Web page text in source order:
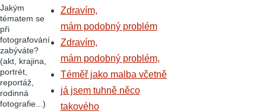
Jakým
tématem se
při
fotografování
zabýváte?
(akt, krajina,
portrét,
reportáž,
rodinná
fotografie...)
Zdravím,
mám podobný problém
Zdravím,
mám podobný problém,
Téměř jako malba včetně
já jsem tuhně něco
takového